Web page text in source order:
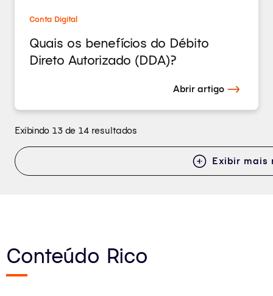
Conta Digital
Quais os benefícios do Débito
Direto Autorizado (DDA)?
Abrir artigo
Exibindo 13 de 14 resultados
Exibir mais
Conteúdo Rico